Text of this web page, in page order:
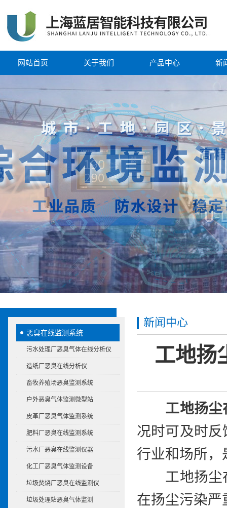
网站首页 关于我们 产品中心 新
恶臭在线监测系统
污水处理厂恶臭气体在线分析仪
造纸厂恶臭在线分析仪
畜牧养殖场恶臭监测系统
户外恶臭气体监测微型站
皮革厂恶臭气体监测系统
肥料厂恶臭在线监测系统
污水厂恶臭在线监测仪器
化工厂恶臭气体监测设备
垃圾焚烧厂恶臭在线监测仪
垃圾处理站恶臭气体监测
新闻中心
工地扬
工地扬尘
况时可及时
行业和场所
工地扬尘在
在扬尘污染